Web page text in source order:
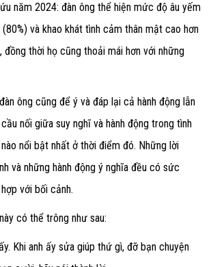
năm 2024: đàn ông thể hiện mức độ âu yếm
và khao khát tình cảm thân mật cao hơn
đồng thời họ cũng thoải mái hơn với những
ông cũng để ý và đáp lại cả hành động lẫn
cầu nối giữa suy nghĩ và hành động trong tình
nổi bật nhất ở thời điểm đó. Những lời
và những hành động ý nghĩa đều có sức
với bối cảnh.
có thể trông như sau:
Khi anh ấy sửa giúp thứ gì, đỡ bạn chuyện